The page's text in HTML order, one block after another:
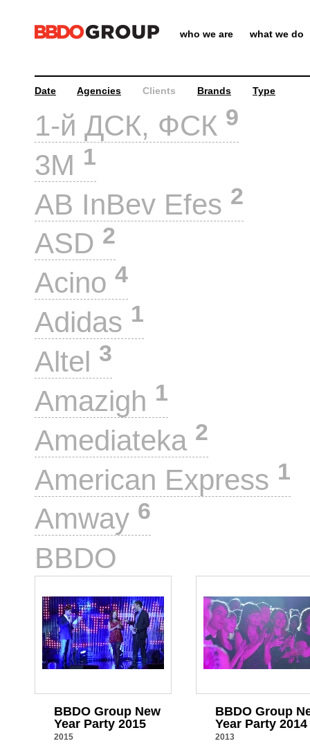
who we are what we do
Date Agencies Clients Brands Type
1-й ДСК, ФСК 9
3M 1
AB InBev Efes 2
ASD 2
Acino 4
Adidas 1
Altel 3
Amazigh 1
Amediateka 2
American Express 1
Amway 6
BBDO
BBDO Group New
Year Party 2015
2015
BBDO Group
Year Party 2014
2013